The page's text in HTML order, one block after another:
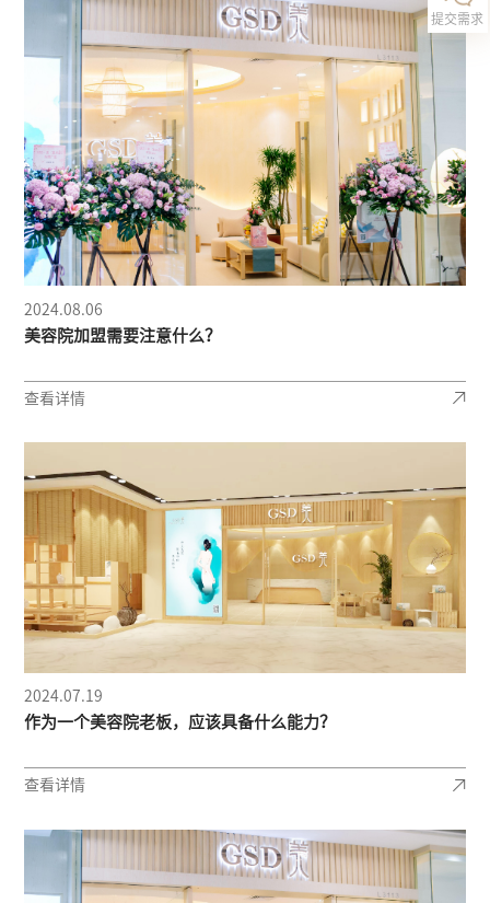
2024.08.06
美容院加盟需要注意什么？
查看详情
2024.07.19
作为一个美容院老板，应该具备什么能力？
查看详情
提交需求